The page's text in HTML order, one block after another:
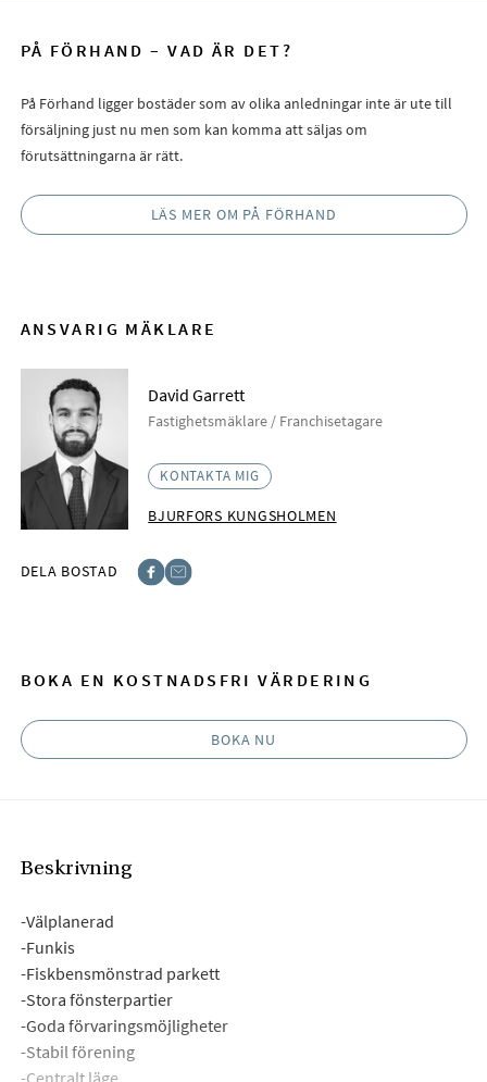
PÅ FÖRHAND – VAD ÄR DET?
På Förhand ligger bostäder som av olika anledningar inte är ute till
försäljning just nu men som kan komma att säljas om
förutsättningarna är rätt.
LÄS MER OM PÅ FÖRHAND
ANSVARIG MÄKLARE
David Garrett
Fastighetsmäklare / Franchisetagare
KONTAKTA MIG
BJURFORS KUNGSHOLMEN
DELA BOSTAD
BOKA EN KOSTNADSFRI VÄRDERING
BOKA NU
Beskrivning
-Välplanerad
-Funkis
-Fiskbensmönstrad parkett
-Stora fönsterpartier
-Goda förvaringsmöjligheter
-Stabil förening
-Centralt läge